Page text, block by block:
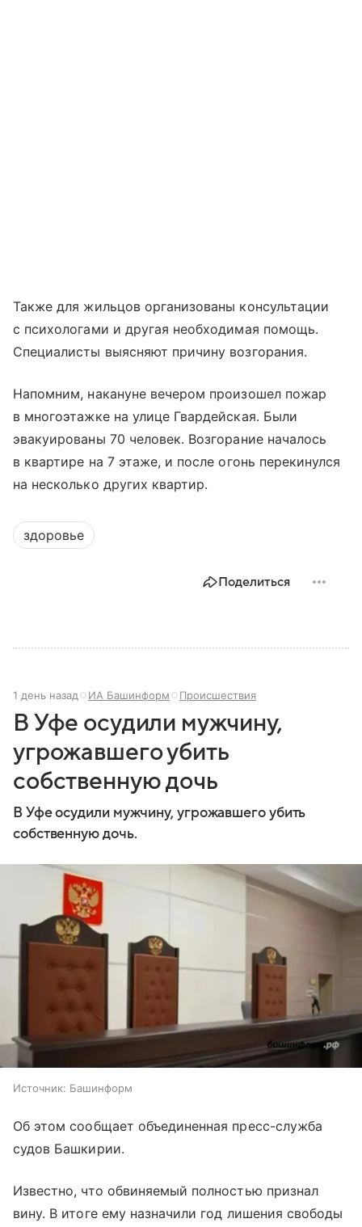
Также для жильцов организованы консультации
с психологами и другая необходимая помощь.
Специалисты выясняют причину возгорания.
Напомним, накануне вечером произошел пожар
в многоэтажке на улице Гвардейская. Были
эвакуированы 70 человек. Возгорание началось
в квартире на 7 этаже, и после огонь перекинулся
на несколько других квартир.
здоровье
Поделиться
1 день назад ИА Башинформ Происшествия
В Уфе осудили мужчину,
угрожавшего убить
собственную дочь
В Уфе осудили мужчину, угрожавшего убить
собственную дочь.
Источник: Башинформ
Об этом сообщает объединенная пресс-служба
судов Башкирии.
Известно, что обвиняемый полностью признал
вину. В итоге ему назначили год лишения свободы